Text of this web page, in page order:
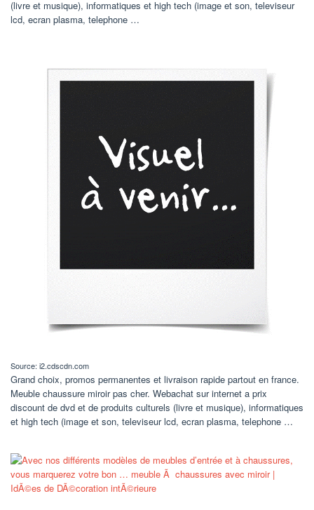
(livre et musique), informatiques et high tech (image et son, televiseur
lcd, ecran plasma, telephone …
Source: i2.cdscdn.com
Grand choix, promos permanentes et livraison rapide partout en france.
Meuble chaussure miroir pas cher. Webachat sur internet a prix
discount de dvd et de produits culturels (livre et musique), informatiques
et high tech (image et son, televiseur lcd, ecran plasma, telephone …